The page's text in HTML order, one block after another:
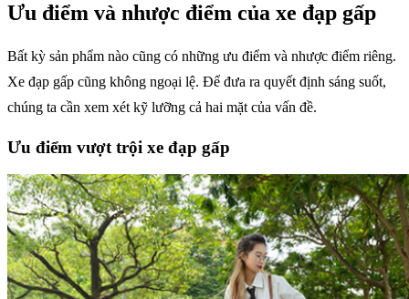
Ưu điểm và nhược điểm của xe đạp gấp
Bất kỳ sản phẩm nào cũng có những ưu điểm và nhược điểm riêng.
Xe đạp gấp cũng không ngoại lệ. Để đưa ra quyết định sáng suốt,
chúng ta cần xem xét kỹ lưỡng cả hai mặt của vấn đề.
Ưu điểm vượt trội xe đạp gấp